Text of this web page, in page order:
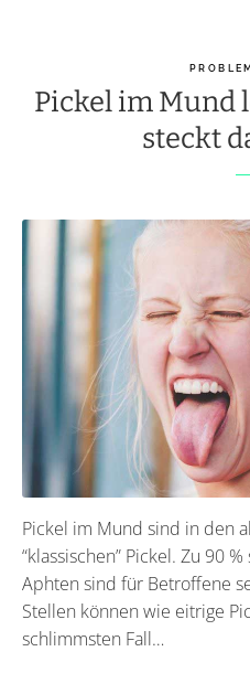
Pickel im Mund
steckt
Pickel im Mund sind in den
“klassischen” Pickel. Zu 90
Aphten sind für Betroffene
Stellen können wie eitrige
schlimmsten Fall…